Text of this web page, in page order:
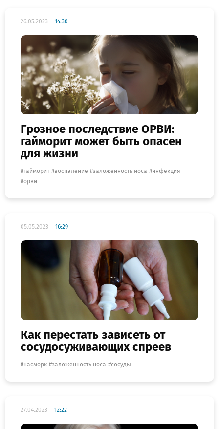
26.05.2023 14:30
Грозное последствие ОРВИ:
гайморит может быть опасен
для жизни
гайморит воспаление заложенность носа
инфекция
орви
05.05.2023 16:29
Как перестать зависеть от
сосудосуживающих спреев
насморк заложенность носа сосуды
27.04.2023 12:22